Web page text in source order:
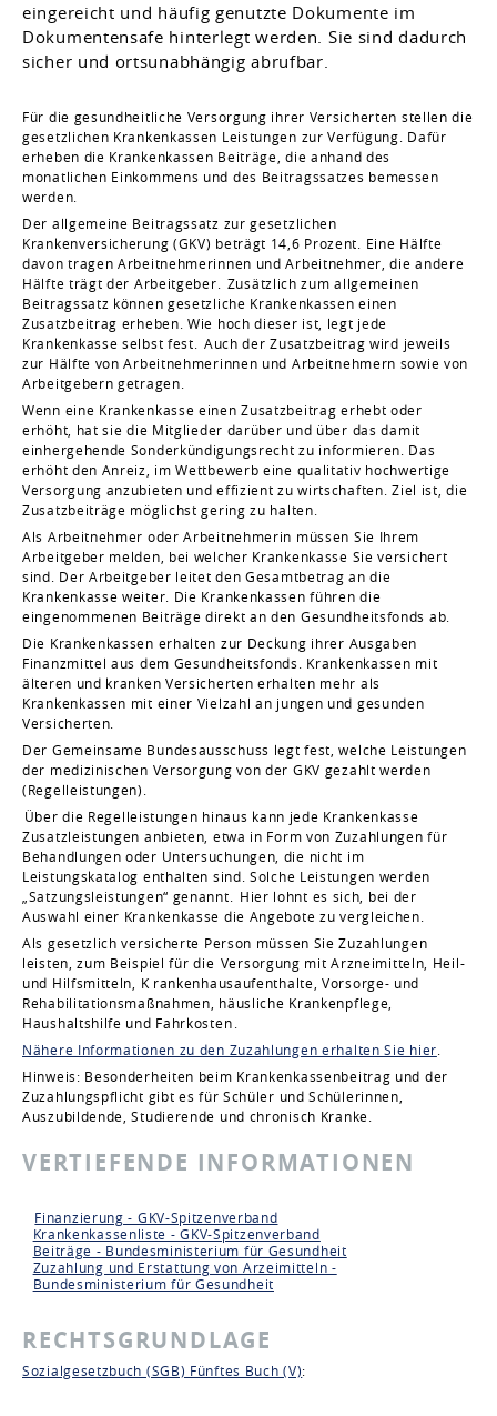
eingereicht und häufig genutzte Dokumente im
Dokumentensafe hinterlegt werden. Sie sind dadurch
sicher und ortsunabhängig abrufbar.
Für die gesundheitliche Versorgung ihrer Versicherten stellen die
gesetzlichen Krankenkassen Leistungen zur Verfügung. Dafür
erheben die Krankenkassen Beiträge, die anhand des
monatlichen Einkommens und des Beitragssatzes bemessen
werden.
Der allgemeine Beitragssatz zur gesetzlichen
Krankenversicherung (GKV) beträgt 14,6 Prozent. Eine Hälfte
davon tragen Arbeitnehmerinnen und Arbeitnehmer, die andere
Hälfte trägt der Arbeitgeber.
Zusätzlich zum allgemeinen
Beitragssatz können gesetzliche Krankenkassen einen
Zusatzbeitrag erheben. Wie hoch dieser ist, legt jede
Krankenkasse selbst fest.
Auch der Zusatzbeitrag wird jeweils
zur Hälfte von Arbeitnehmerinnen und Arbeitnehmern sowie von
Arbeitgebern getragen.
Wenn eine Krankenkasse einen Zusatzbeitrag erhebt oder
erhöht, hat sie die Mitglieder darüber und über das damit
einhergehende Sonderkündigungsrecht zu informieren. Das
erhöht den Anreiz, im Wettbewerb eine qualitativ hochwertige
Versorgung anzubieten und effizient zu wirtschaften. Ziel ist, die
Zusatzbeiträge möglichst gering zu halten.
Als Arbeitnehmer oder Arbeitnehmerin müssen Sie Ihrem
Arbeitgeber melden, bei welcher Krankenkasse Sie versichert
sind. Der Arbeitgeber leitet den Gesamtbetrag an die
Krankenkasse weiter. Die Krankenkassen führen die
eingenommenen Beiträge direkt an den Gesundheitsfonds ab.
Die Krankenkassen erhalten zur Deckung ihrer Ausgaben
Finanzmittel aus dem Gesundheitsfonds. Krankenkassen mit
älteren und kranken Versicherten erhalten mehr als
Krankenkassen mit einer Vielzahl an jungen und gesunden
Versicherten.
Der Gemeinsame Bundesausschuss legt fest, welche Leistungen
der medizinischen Versorgung von der GKV gezahlt werden
(Regelleistungen).
Über die Regelleistungen hinaus kann jede Krankenkasse
Zusatzleistungen anbieten, etwa in Form von Zuzahlungen für
Behandlungen oder Untersuchungen, die nicht im
Leistungskatalog enthalten sind. Solche Leistungen werden
„Satzungsleistungen“ genannt.
Hier lohnt es sich, bei der
Auswahl einer Krankenkasse die Angebote zu vergleichen.
Als gesetzlich versicherte Person müssen Sie Zuzahlungen
leisten, zum Beispiel für die Versorgung mit Arzneimitteln, Heil-
und Hilfsmitteln, K rankenhausaufenthalte, Vorsorge- und
Rehabilitationsmaßnahmen, häusliche Krankenpflege,
Haushaltshilfe und Fahrkosten
Nähere Informationen zu den Zuzahlungen erhalten Sie hier
Hinweis: Besonderheiten beim Krankenkassenbeitrag und der
Zuzahlungspflicht gibt es für Schüler und Schülerinnen,
Auszubildende, Studierende und chronisch Kranke.
VERTIEFENDE INFORMATIONEN
Finanzierung - GKV-Spitzenverband
Krankenkassenliste - GKV-Spitzenverband
Beiträge - Bundesministerium für Gesundheit
Zuzahlung und Erstattung von Arzeimitteln -
Bundesministerium für Gesundheit
RECHTSGRUNDLAGE
Sozialgesetzbuch (SGB) Fünftes Buch (V):